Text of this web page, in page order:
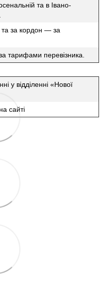
та в Івано-
за кордон — за
тарифами перевізника.
у відділенні «Нової
сайті